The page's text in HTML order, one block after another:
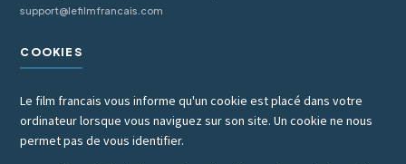
support@lefilmfrancais.com
COOKIES
Le film francais vous informe qu'un cookie est placé dans votre
ordinateur lorsque vous naviguez sur son site. Un cookie ne nous
permet pas de vous identifier.